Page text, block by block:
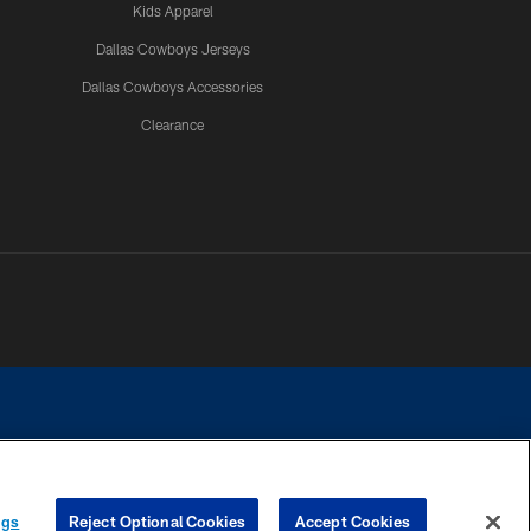
Kids Apparel
Dallas Cowboys Jerseys
Dallas Cowboys Accessories
Clearance
contact with any person to request personal or financial information.
Reject Optional Cookies Accept Cookies